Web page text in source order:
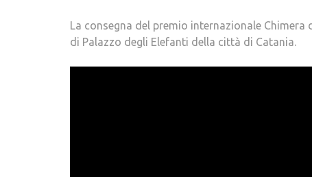
La consegna del premio internazionale
di Palazzo degli Elefanti della città di Catania.